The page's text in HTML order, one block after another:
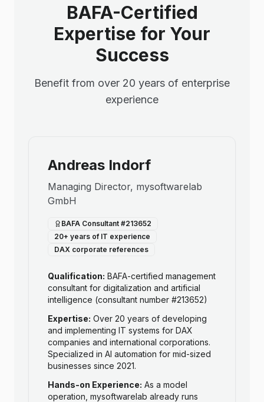
BAFA-Certified
Expertise for Your
Success
Benefit from over 20 years of enterprise
experience
Andreas Indorf
Managing Director, mysoftwarelab
GmbH
BAFA Consultant #213652
20+ years of IT experience
DAX corporate references
Qualification: BAFA-certified management
consultant for digitalization and artificial
intelligence (consultant number #213652)
Expertise: Over 20 years of developing
and implementing IT systems for DAX
companies and international corporations.
Specialized in AI automation for mid-sized
businesses since 2021.
Hands-on Experience: As a model
operation, mysoftwarelab already runs